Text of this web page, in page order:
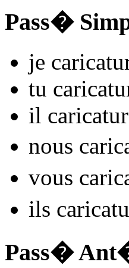
Pass�
je
tu
il caricatur
nous
vous
ils
Pass�